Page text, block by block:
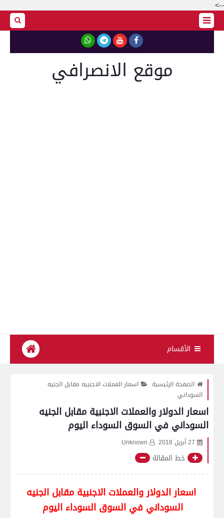
-->
موقع الانصرافي
الأقسام
الصفحة الرئيسية
اسعار العملات الاجنبيه مقابل الجنيه
السوداني
اسعار الدولار والعملات الاجنبية مقابل الجنيه
السوداني في السوق السوداء اليوم
27 أبريل 2018 Unknown
خط المقالة
اسعار الدولار والعملات الاجنبية مقابل الجنيه
السوداني في السوق السوداء اليوم